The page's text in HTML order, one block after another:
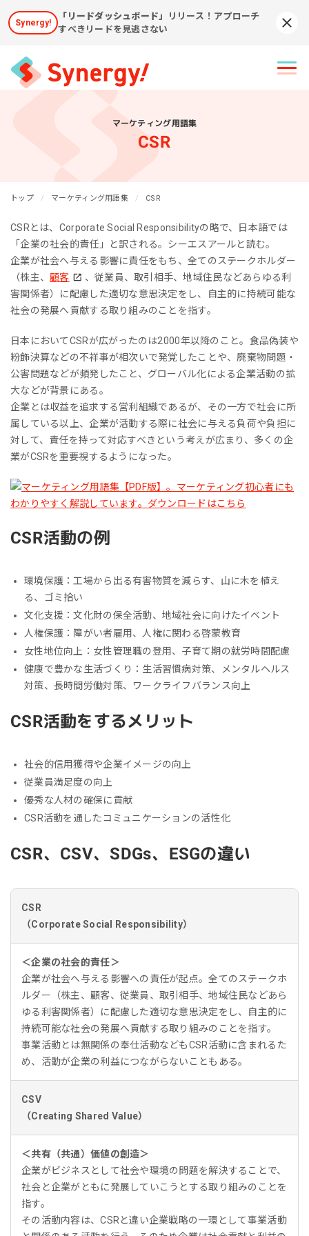
Synergy!
「リードダッシュボード」
リリース！アプローチ
すべきリードを見逃さない
マーケティング用語集
CSR
トップ マーケティング用語集 CSR
CSRとは、Corporate Social Responsibilityの略で、日本語では
「企業の社会的責任」と訳される。シーエスアールと読む。
企業が社会へ与える影響に責任をもち、全てのステークホルダー
（株主、顧客
、従業員、取引相手、地域住民などあらゆる利
害関係者）に配慮した適切な意思決定をし、自主的に持続可能な
社会の発展へ貢献する取り組みのことを指す。
日本においてCSRが広がったのは2000年以降のこと。食品偽装や
粉飾決算などの不祥事が相次いで発覚したことや、廃棄物問題・
公害問題などが頻発したこと、グローバル化による企業活動の拡
大などが背景にある。
企業とは収益を追求する営利組織であるが、その一方で社会に所
属している以上、企業が活動する際に社会に与える負荷や負担に
対して、責任を持って対応すべきという考えが広まり、多くの企
業がCSRを重要視するようになった。
CSR活動の例
環境保護：工場から出る有害物質を減らす、山に木を植え
る、ゴミ拾い
文化支援：文化財の保全活動、地域社会に向けたイベント
人権保護：障がい者雇用、人権に関わる啓蒙教育
女性地位向上：女性管理職の登用、子育て期の就労時間配慮
健康で豊かな生活づくり：生活習慣病対策、メンタルヘルス
対策、長時間労働対策、ワークライフバランス向上
CSR活動をするメリット
社会的信用獲得や企業イメージの向上
従業員満足度の向上
優秀な人材の確保に貢献
CSR活動を通したコミュニケーションの活性化
CSR、CSV、SDGs、ESGの違い
CSR
（Corporate Social Responsibility）
＜企業の社会的責任＞
企業が社会へ与える影響への責任が起点。全てのステークホ
ルダー（株主、顧客、従業員、取引相手、地域住民などあら
ゆる利害関係者）に配慮した適切な意思決定をし、自主的に
持続可能な社会の発展へ貢献する取り組みのことを指す。
事業活動とは無関係の奉仕活動などもCSR活動に含まれるた
め、活動が企業の利益につながらないこともある。
CSV
（Creating Shared Value）
＜共有（共通）価値の創造＞
企業がビジネスとして社会や環境の問題を解決することで、
社会と企業がともに発展していこうとする取り組みのことを
指す。
その活動内容は、CSRと違い企業戦略の一環として事業活動